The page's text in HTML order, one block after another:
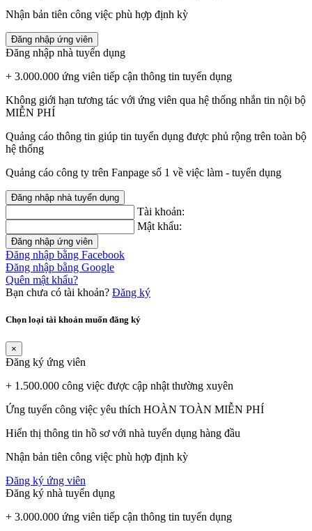
Nhận bản tiên công việc phù hợp định kỳ
Đăng nhập ứng viên
Đăng nhập nhà tuyển dụng
+ 3.000.000 ứng viên tiếp cận thông tin tuyển dụng
Không giới hạn tương tác với ứng viên qua hệ thống nhắn tin nội bộ
MIỄN PHÍ
Quảng cáo thông tin giúp tin tuyển dụng được phủ rộng trên toàn bộ
hệ thống
Quảng cáo công ty trên Fanpage số 1 về việc làm - tuyển dụng
Đăng nhập nhà tuyển dụng
Tài khoản:
Mật khẩu:
Đăng nhập ứng viên
Đăng nhập bằng Facebook
Đăng nhập bằng Google
Quên mật khẩu?
Bạn chưa có tài khoản? Đăng ký
Chọn loại tài khoản muốn đăng ký
×
Đăng ký ứng viên
+ 1.500.000 công việc được cập nhật thường xuyên
Ứng tuyển công việc yêu thích HOÀN TOÀN MIỄN PHÍ
Hiển thị thông tin hồ sơ với nhà tuyển dụng hàng đầu
Nhận bản tiên công việc phù hợp định kỳ
Đăng ký ứng viên
Đăng ký nhà tuyển dụng
+ 3.000.000 ứng viên tiếp cận thông tin tuyển dụng